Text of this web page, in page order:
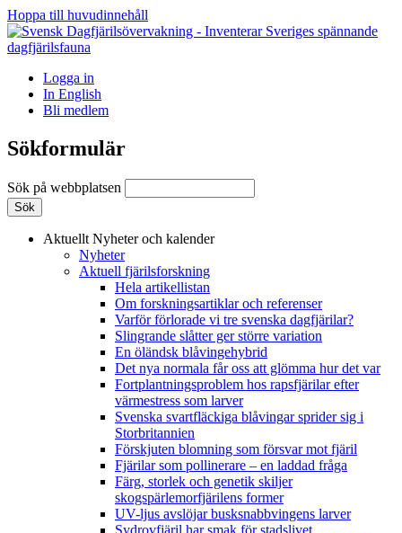
Hoppa till huvudinnehåll
Logga in
In English
Bli medlem
Sökformulär
Sök på webbplatsen
Aktuellt Nyheter och kalender
Nyheter
Aktuell fjärilsforskning
Hela artikellistan
Om forskningsartiklar och referenser
Varför förlorade vi tre svenska dagfjärilar?
Slingrande slåtter ger större variation
En öländsk blåvingehybrid
Det nya normala får oss att glömma hur det var
Fortplantningsproblem hos rapsfjärilar efter
värmestress som larver
Svenska svartfläckiga blåvingar sprider sig i
Storbritannien
Förskjuten blomning som försvar mot fjäril
Fjärilar som pollinerare – en laddad fråga
Färg, storlek och genetik skiljer
skogspärlemorfjärilens former
UV-ljus avslöjar busksnabbvingens larver
Sydrovfjäril har smak för stadslivet